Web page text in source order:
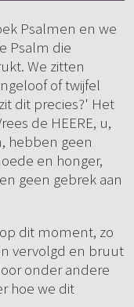
Psalmen en we
Psalm die
We zitten
of twijfel
dit precies?' Het
de HEERE, u,
hebben geen
en honger,
geen gebrek aan
dit moment, zo
vervolgd en bruut
onder andere
hoe we dit